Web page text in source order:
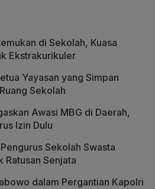
di Sekolah, Kuasa
Ekstrakurikuler
Yayasan yang Simpan
Sekolah
Awasi MBG di Daerah,
Izin Dulu
Sekolah Swasta
Ratusan Senjata
dalam Pergantian Kapolri